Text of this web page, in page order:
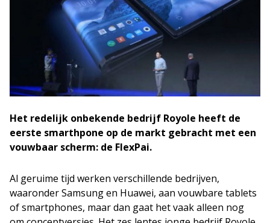
Het redelijk onbekende bedrijf Royole heeft de
eerste smarthpone op de markt gebracht met een
vouwbaar scherm: de FlexPai.
Al geruime tijd werken verschillende bedrijven,
waaronder Samsung en Huawei, aan vouwbare tablets
of smartphones, maar dan gaat het vaak alleen nog